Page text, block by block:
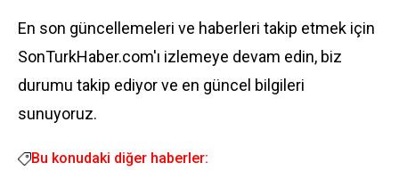
En son güncellemeleri ve haberleri takip etmek için
SonTurkHaber.com'ı izlemeye devam edin, biz
durumu takip ediyor ve en güncel bilgileri
sunuyoruz.
Bu konudaki diğer haberler: